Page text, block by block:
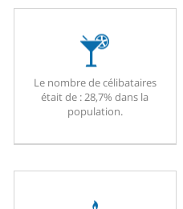
Le nombre de célibataires
était de : 28,7% dans la
population.